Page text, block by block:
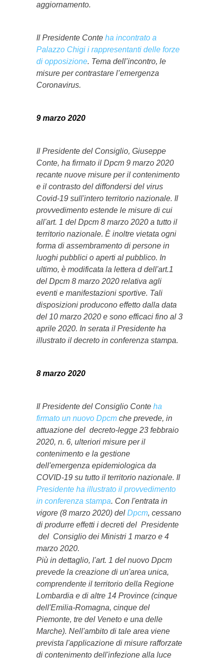
aggiornamento.
Il Presidente Conte ha incontrato a
Palazzo Chigi i rappresentanti delle forze
di opposizione. Tema dell’incontro, le
misure per contrastare l’emergenza
Coronavirus.
9 marzo 2020
Il Presidente del Consiglio, Giuseppe
Conte, ha firmato il Dpcm 9 marzo 2020
recante nuove misure per il contenimento
e il contrasto del diffondersi del virus
Covid-19 sull'intero territorio nazionale. Il
provvedimento estende le misure di cui
all'art. 1 del Dpcm 8 marzo 2020 a tutto il
territorio nazionale. È inoltre vietata ogni
forma di assembramento di persone in
luoghi pubblici o aperti al pubblico. In
ultimo, è modificata la lettera d dell'art.1
del Dpcm 8 marzo 2020 relativa agli
eventi e manifestazioni sportive. Tali
disposizioni producono effetto dalla data
del 10 marzo 2020 e sono efficaci fino al 3
aprile 2020. In serata il Presidente ha
illustrato il decreto in conferenza stampa.
8 marzo 2020
Il Presidente del Consiglio Conte ha
firmato un nuovo Dpcm che prevede, in
attuazione del decreto-legge 23 febbraio
2020, n. 6, ulteriori misure per il
contenimento e la gestione
dell'emergenza epidemiologica da
COVID-19 su tutto il territorio nazionale. Il
Presidente ha illustrato il provvedimento
in conferenza stampa. Con l'entrata in
vigore (8 marzo 2020) del Dpcm, cessano
di produrre effetti i decreti del Presidente
del Consiglio dei Ministri 1 marzo e 4
marzo 2020.
Più in dettaglio, l'art. 1 del nuovo Dpcm
prevede la creazione di un'area unica,
comprendente il territorio della Regione
Lombardia e di altre 14 Province (cinque
dell'Emilia-Romagna, cinque del
Piemonte, tre del Veneto e una delle
Marche). Nell'ambito di tale area viene
prevista l'applicazione di misure rafforzate
di contenimento dell'infezione alla luce